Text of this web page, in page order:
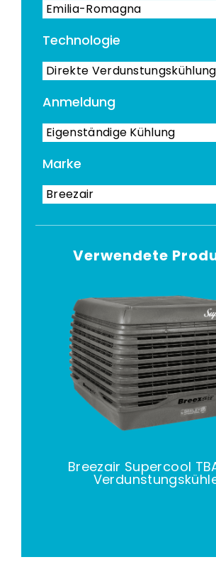
Emilia-Romagna
Technologie
Direkte Verdunstungskühlung
Anmeldung
Eigenständige Kühlung
Marke
Breezair
Verwendete
Breezair Supercool